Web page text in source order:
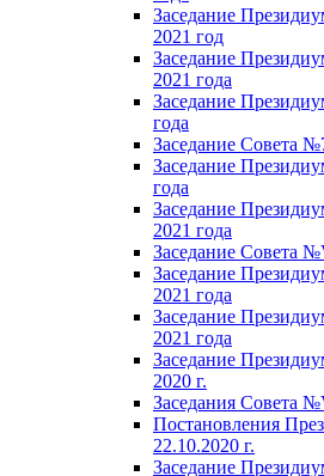
Заседание
2021 год
Заседание
2021 года
Заседание
года
Заседание Совета
Заседание
года
Заседание
2021 года
Заседание Совета
Заседание
2021 года
Заседание
2021 года
Заседание
2020 г.
Заседания Совета
Постановления
22.10.2020 г.
Заседание